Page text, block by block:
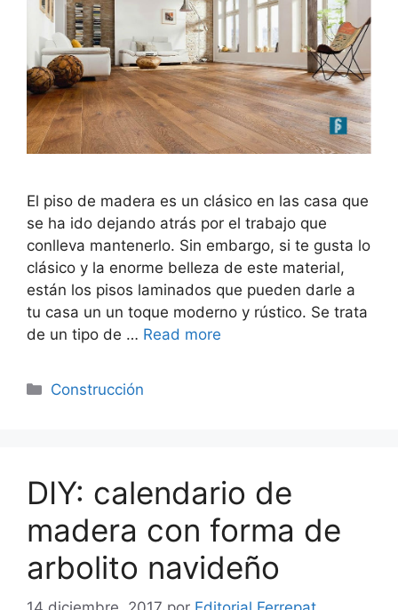
El piso de madera es un clásico en las casa que
se ha ido dejando atrás por el trabajo que
conlleva mantenerlo. Sin embargo, si te gusta lo
clásico y la enorme belleza de este material,
están los pisos laminados que pueden darle a
tu casa un un toque moderno y rústico. Se trata
de un tipo de … Read more
Categorías
Construcción
DIY: calendario de
madera con forma de
arbolito navideño